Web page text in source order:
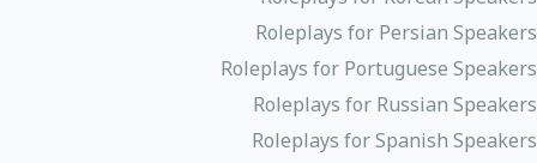
Roleplays for Persian Speakers
Roleplays for Portuguese Speakers
Roleplays for Russian Speakers
Roleplays for Spanish Speakers